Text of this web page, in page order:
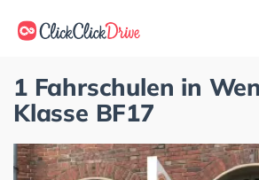
1 Fahrschulen in
Klasse BF17